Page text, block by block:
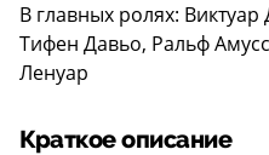
В главных ролях:
Тифен Давьо, Ральф
Ленуар
Краткое описание